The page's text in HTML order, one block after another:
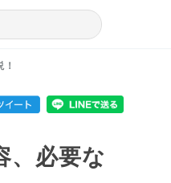
、必要な